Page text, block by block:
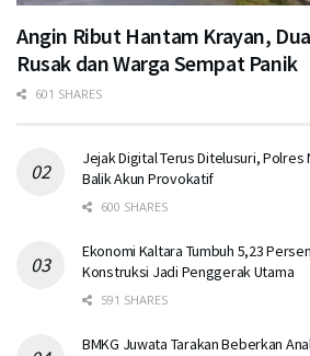
Angin Ribut Hantam Krayan,
Rusak dan Warga Sempat Panik
601 SHARES
Jejak Digital Terus Ditelusuri, Polres
Balik Akun Provokatif
600 SHARES
Ekonomi Kaltara Tumbuh 5,23
Konstruksi Jadi Penggerak Utama
591 SHARES
BMKG Juwata Tarakan Beberkan